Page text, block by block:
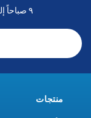
منتجات